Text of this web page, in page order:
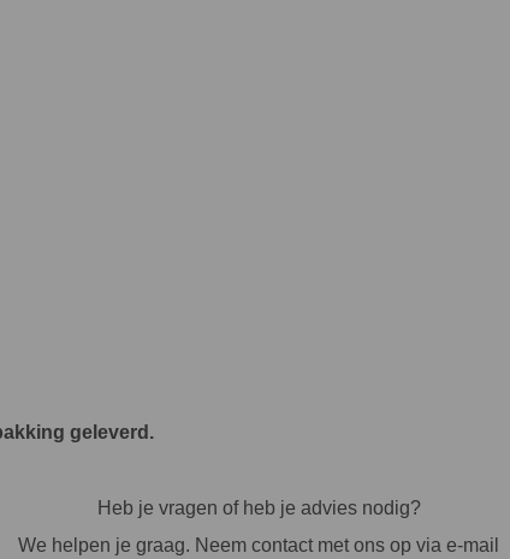
geleverd.
Heb je vragen of heb je advies nodig?
We helpen je graag. Neem contact met ons op via e-mail